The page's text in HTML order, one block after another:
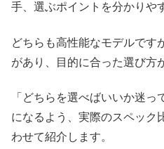
手、選ぶポイントを分かりや
どちらも高性能なモデルです
があり、目的に合った選び方
「どちらを選べばいいか迷
になるよう、実際のスペック
わせて紹介します。